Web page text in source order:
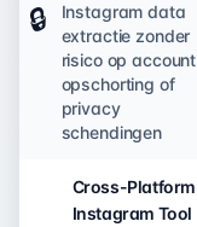
🔒
Instagram data
extractie zonder
risico op account
opschorting of
privacy
schendingen
Cross-Platform
Instagram Tool